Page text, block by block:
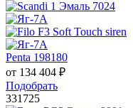
Penta 198180
от 134 404 ₽
Подобрать
331725